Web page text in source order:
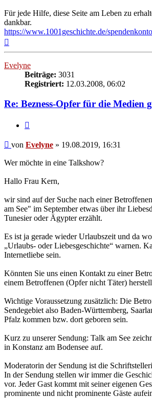
Für jede Hilfe, diese Seite am Leben zu
dankbar.
https://www.1001geschichte.de/spendenkonto
Evelyne
Beiträge: 3031
Registriert: 12.03.2008, 06:02
Re: Bezness-Opfer für die Medien
Beitrag
von Evelyne » 19.08.2019, 16:31
Wer möchte in eine Talkshow?
Hallo Frau Kern,
wir sind auf der Suche nach einer
am See" im September etwas über ihr
Tunesier oder Ägypter erzählt.
Es ist ja gerade wieder Urlaubszeit und da
„Urlaubs- oder Liebesgeschichte“ warnen.
Internetliebe sein.
Könnten Sie uns einen Kontakt zu einer
einem Betroffenen (Opfer nicht Täter)
Wichtige Voraussetzung zusätzlich: Die
Sendegebiet also Baden-Württemberg,
Pfalz kommen bzw. dort geboren sein.
Kurz zu unserer Sendung: Talk am See
in Konstanz am Bodensee auf.
Moderatorin der Sendung ist die
In der Sendung stellen wir immer die
vor. Jeder Gast kommt mit seiner eigenen
prominente und nicht prominente Gäste